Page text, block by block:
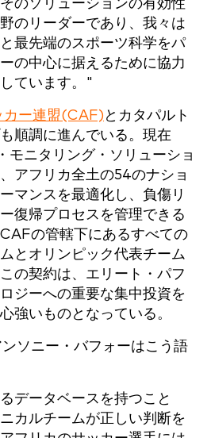
のソリューションの有効性
のリーダーであり、我々は
最先端のスポーツ科学をパ
の中心に据えるために協力
ています。"
カー連盟(CAF) とカタパルト
順調に進んでいる。現在
モニタリング・ソリューショ
アフリカ全土の54のナショ
マンスを最適化し、負傷リ
復帰プロセスを管理できる
の管轄下にあるすべての
とオリンピック代表チーム
の契約は、エリート・パフ
ジーへの重要な集中投資を
強いものとなっている。
ソニー・バフォーはこう語
データベースを持つこと
カルチームが正しい判断を